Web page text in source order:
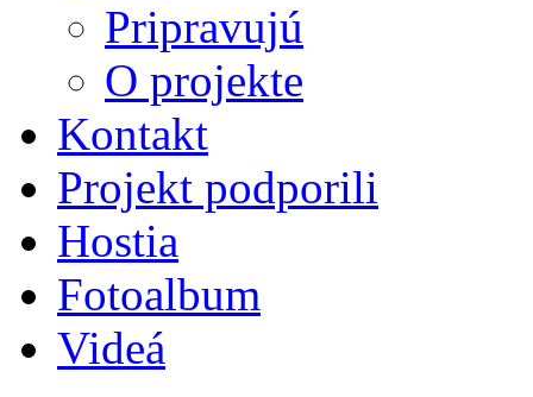
Pripravujú
O projekte
Kontakt
Projekt podporili
Hostia
Fotoalbum
Videá